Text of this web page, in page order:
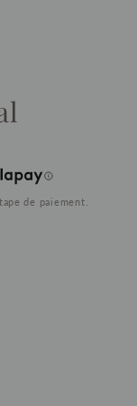
de paiement.